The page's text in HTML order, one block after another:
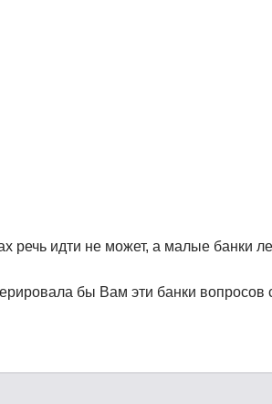
речь идти не может, а малые банки
бы Вам эти банки вопросов